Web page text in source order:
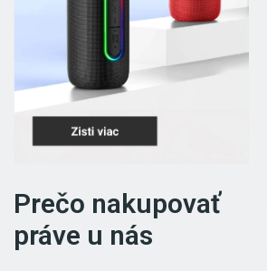
Prečo nakupovať
práve u nás